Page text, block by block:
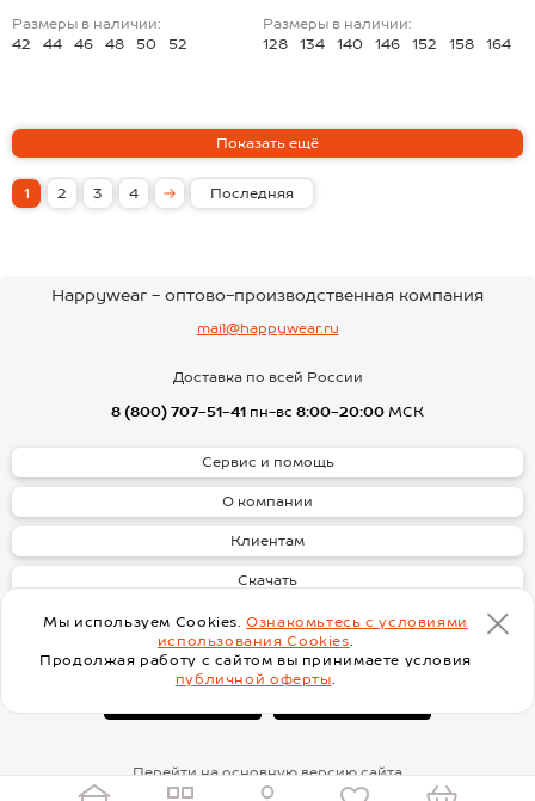
Размеры в наличии:
42
44 46 48 50 52
Размеры в наличии:
128
134 140 146 152 158 164
1 2 3 4 Последняя
Мы используем Cookies.Ознакомьтесь с условиями
использования Cookies.
Продолжая работу с сайтом вы принимаете условия
публичной оферты.
Happywear - оптово-производственная компания
mail@happywear.ru
Доставка по всей России
8 (800) 707-51-41 пн-вс 8:00-20:00 МСК
Сервис и помощь
О компании
Клиентам
Скачать
Перейти на основную версию сайта